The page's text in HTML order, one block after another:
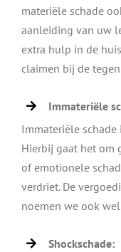
materiële schade
aanleiding van uw
extra hulp in de
claimen bij de
Immateriële
Immateriële
Hierbij gaat het om
of emotionele
verdriet. De
noemen we ook
Shockschade: